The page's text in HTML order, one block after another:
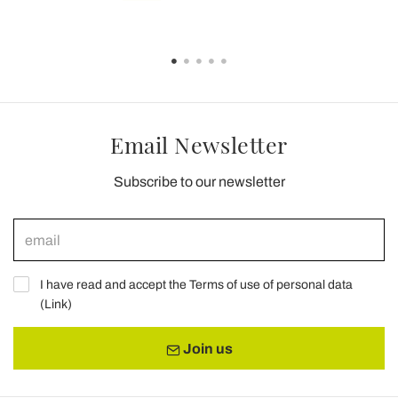
Email Newsletter
Subscribe to our newsletter
I have read and accept the Terms of use of personal data
(Link)
Join us